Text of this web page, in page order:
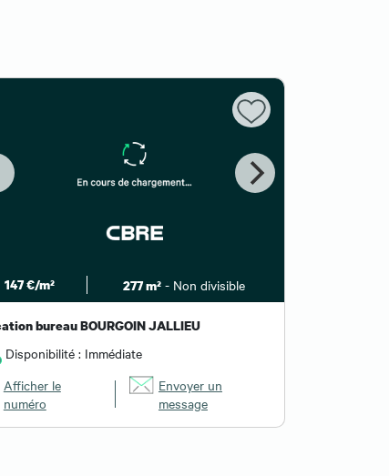
147 €/m² 277 m² - Non divisible
bureau BOURGOIN JALLIEU
Disponibilité : Immédiate
Afficher le
numéro
Envoyer un
message